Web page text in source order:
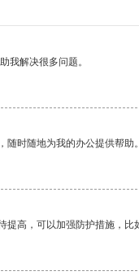
我解决很多问题。
随时随地为我的办公提供帮
提高，可以加强防护措施，比